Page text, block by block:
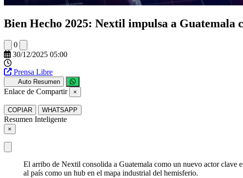
Bien Hecho 2025: Nextil impulsa a Guatemala
0
30/12/2025 05:00
Prensa Libre
Auto Resumen
Enlace de Compartir ×
COPIAR WHATSAPP
Resumen Inteligente
×
El arribo de Nextil consolida a Guatemala como un nuevo actor clave
al país como un hub en el mapa industrial del hemisferio.